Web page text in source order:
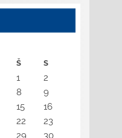
Š S
1
2
8
9
15
16
22
23
29
30